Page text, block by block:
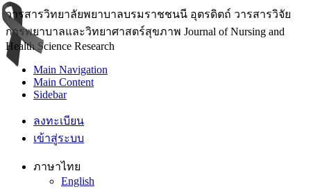
วารสารวิทยาลัยพยาบาลบรมราชชนนี อุตรดิตถ์ วารสารวิจัย
การพยาบาลและวิทยาศาสตร์สุขภาพ Journal of Nursing and
Health Science Research
Main Navigation
Main Content
Sidebar
ลงทะเบียน
เข้าสู่ระบบ
ภาษาไทย
English